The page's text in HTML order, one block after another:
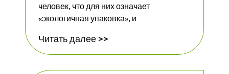
человек, что для них означает
«экологичная упаковка», и
Читать далее >>